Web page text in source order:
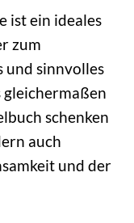
ist ein ideales
zum
und sinnvolles
gleichermaßen
schenken
auch
und der